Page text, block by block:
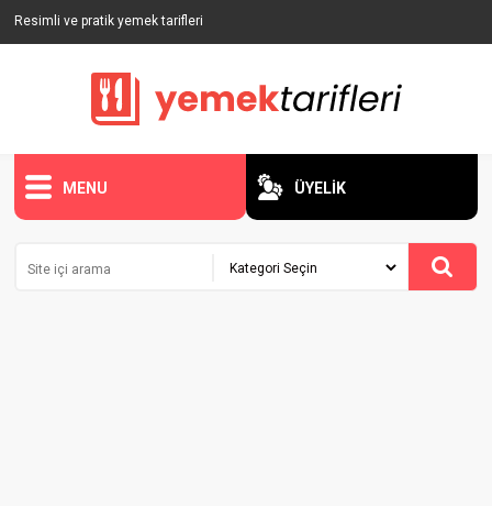
Resimli ve pratik yemek tarifleri
MENU ÜYELİK